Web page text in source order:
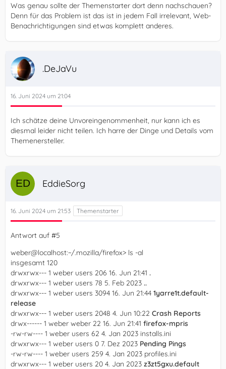
Was genau sollte der Themenstarter dort denn nachschauen?
Denn für das Problem ist das ist in jedem Fall irrelevant, Web-
Benachrichtigungen sind etwas komplett anderes.
.DeJaVu
16. Juni 2024 um 21:04
Ich schätze deine Unvoreingenommenheit, nur kann ich es
diesmal leider nicht teilen. Ich harre der Dinge und Details vom
Themenersteller.
EddieSorg
16. Juni 2024 um 21:53
Antwort auf #5
weber@localhost:~/.mozilla/firefox> ls -al
insgesamt 120
drwxrwx--- 1 weber users 206 16. Jun 21:41 .
drwxrwx--- 1 weber users 78 5. Feb 2023 ..
drwxrwx--- 1 weber users 3094 16. Jun 21:44 1yarre1t.default-
release
drwxrwx--- 1 weber users 2048 4. Jun 10:22 Crash Reports
drwx------ 1 weber weber 22 16. Jun 21:41 firefox-mpris
-rw-rw---- 1 weber users 62 4. Jan 2023 installs.ini
drwxrwx--- 1 weber users 0 7. Dez 2023 Pending Pings
-rw-rw---- 1 weber users 259 4. Jan 2023 profiles.ini
drwxrwx--- 1 weber users 20 4. Jan 2023 z3zt5gxu.default